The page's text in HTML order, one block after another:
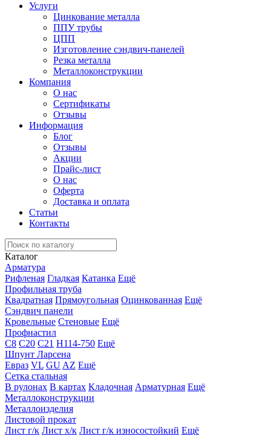
Услуги
Цинкование металла
ППУ трубы
ЦПП
Изготовление сэндвич-панелей
Резка металла
Металлоконструкции
Компания
О нас
Сертификаты
Отзывы
Информация
Блог
Отзывы
Акции
Прайс-лист
О нас
Оферта
Доставка и оплата
Статьи
Контакты
Каталог
Арматура
Рифленая Гладкая Катанка Ещё
Профильная труба
Квадратная Прямоугольная Оцинкованная Ещё
Сэндвич панели
Кровельные Стеновые Ещё
Профнастил
С8 С20 С21 Н114-750 Ещё
Шпунт Ларсена
Евраз VL GU AZ Ещё
Сетка стальная
В рулонах В картах Кладочная Арматурная Ещё
Металлоконструкции
Металлоизделия
Листовой прокат
Лист г/к Лист х/к Лист г/к износостойкий Ещё